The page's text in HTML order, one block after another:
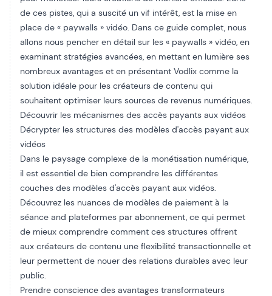
de ces pistes, qui a suscité un vif intérêt, est la mise en
place de « paywalls » vidéo. Dans ce guide complet, nous
allons nous pencher en détail sur les « paywalls » vidéo, en
examinant stratégies avancées, en mettant en lumière ses
nombreux avantages et en présentant Vodlix comme la
solution idéale pour les créateurs de contenu qui
souhaitent optimiser leurs sources de revenus numériques.
Découvrir les mécanismes des accès payants aux vidéos
Décrypter les structures des modèles d'accès payant aux
vidéos
Dans le paysage complexe de la monétisation numérique,
il est essentiel de bien comprendre les différentes
couches des modèles d'accès payant aux vidéos.
Découvrez les nuances de modèles de paiement à la
séance and plateformes par abonnement, ce qui permet
de mieux comprendre comment ces structures offrent
aux créateurs de contenu une flexibilité transactionnelle et
leur permettent de nouer des relations durables avec leur
public.
Prendre conscience des avantages transformateurs